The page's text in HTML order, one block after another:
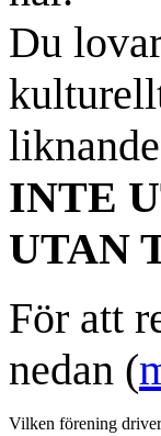
Du
INTE
UTAN
För att
nedan (
Vilken förening